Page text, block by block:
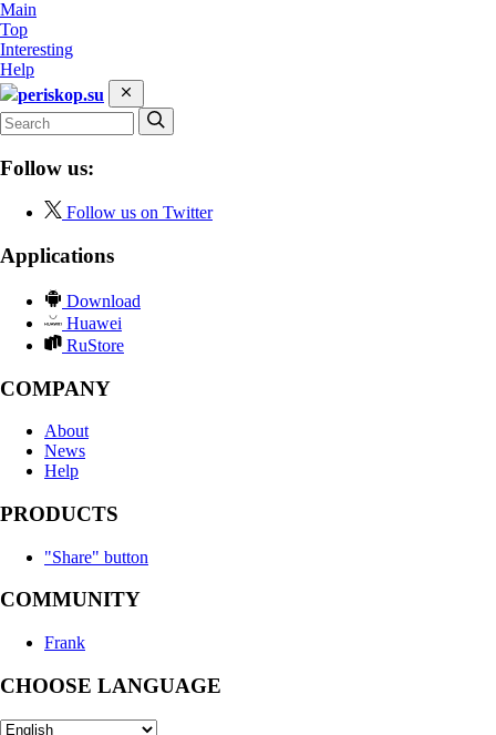
Main
Top
Interesting
Help
periskop.su
Follow us:
Follow us on Twitter
Applications
Download
Huawei
RuStore
COMPANY
About
News
Help
PRODUCTS
"Share" button
COMMUNITY
Frank
CHOOSE LANGUAGE